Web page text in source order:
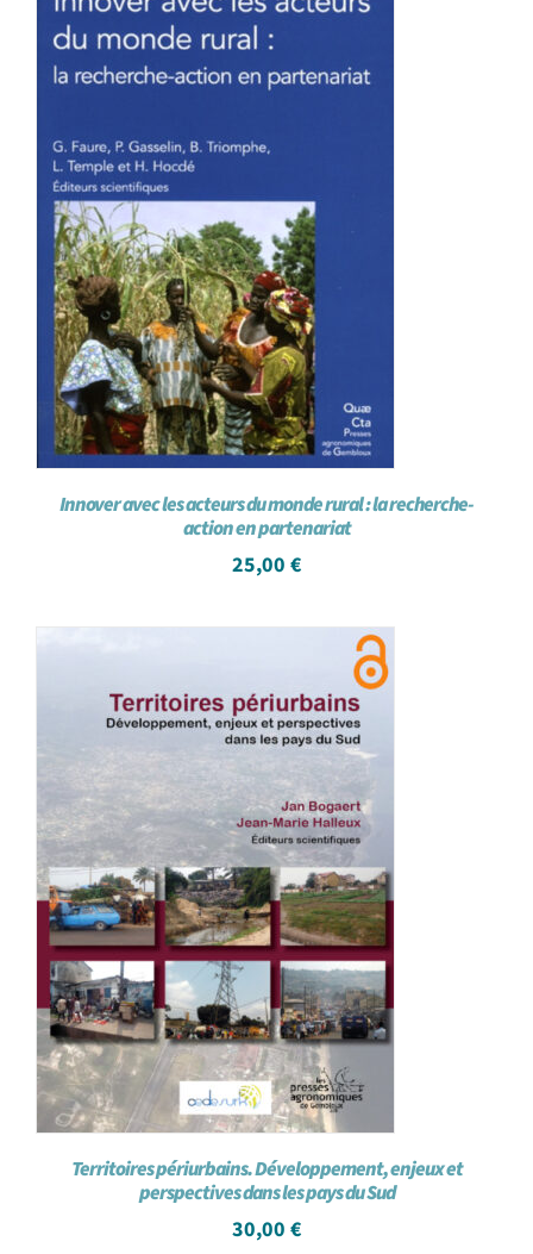
Innover avec les acteurs du monde rural : la recherche-
action en partenariat
25,00 €
Territoires périurbains. Développement, enjeux et
perspectives dans les pays du Sud
30,00 €